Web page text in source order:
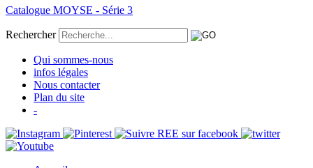
Catalogue MOYSE - Série 3
Rechercher
Qui sommes-nous
infos légales
Nous contacter
Plan du site
-